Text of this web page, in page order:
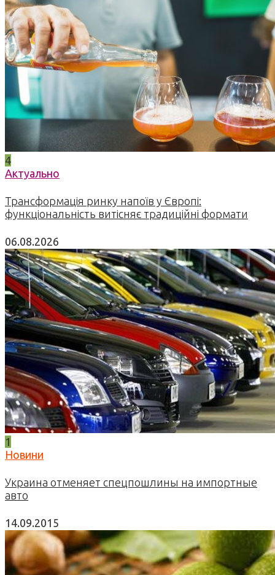
4
Актуально
Трансформація ринку напоїв у Європі:
функціональність витісняє традиційні формати
06.08.2026
1
Новини
Украина отменяет спецпошлины на импортные
авто
14.09.2015